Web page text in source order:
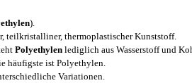
).
teilkristalliner, thermoplastischer Kunststoff.
Polyethylen lediglich aus Wasserstoff und
häufigste ist Polyethylen.
Variationen.